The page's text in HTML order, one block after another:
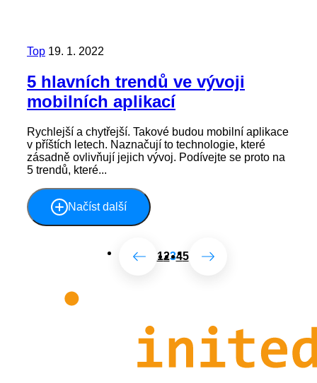
Top 19. 1. 2022
5 hlavních trendů ve vývoji
mobilních aplikací
Rychlejší a chytřejší. Takové budou mobilní aplikace
v příštích letech. Naznačují to technologie, které
zásadně ovlivňují jejich vývoj. Podívejte se proto na
5 trendů, které...
Načíst další
12345